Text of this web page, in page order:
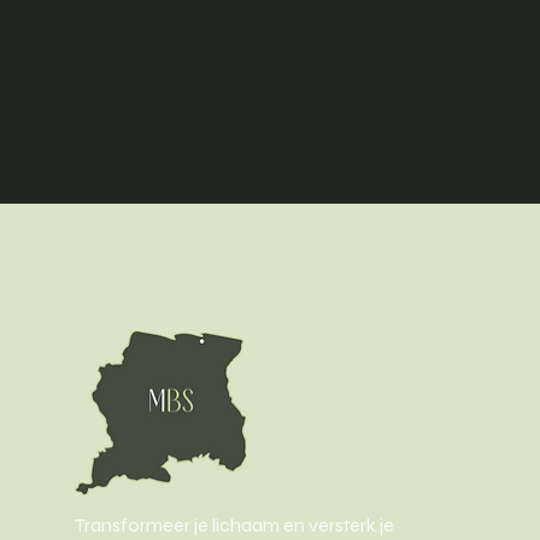
Transformeer je lichaam en versterk je